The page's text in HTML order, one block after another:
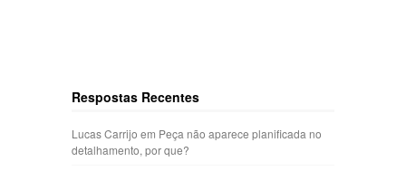
Respostas Recentes
Lucas Carrijo em Peça não aparece planificada no
detalhamento, por que?